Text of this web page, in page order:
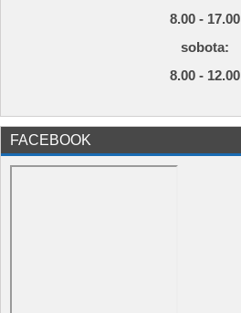
8.00 - 17.00
sobota:
8.00 - 12.00
FACEBOOK